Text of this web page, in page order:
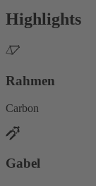
Highlights
Rahmen
Carbon
Gabel